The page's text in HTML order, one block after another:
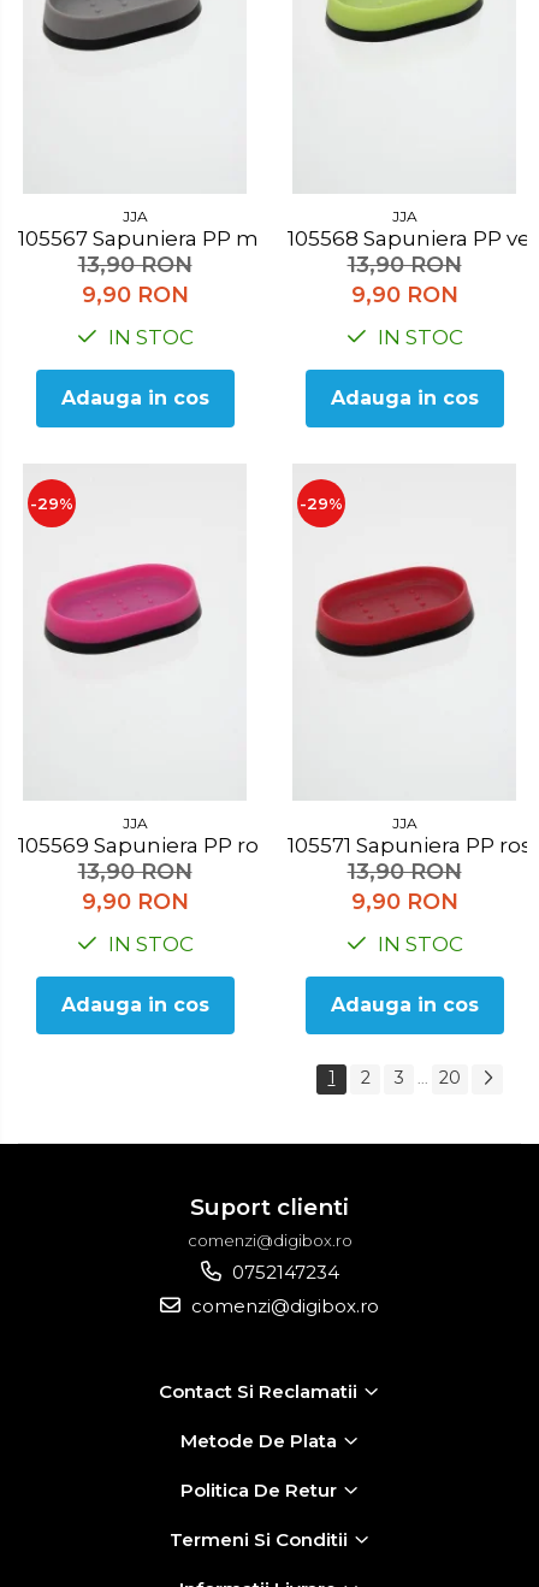
JJA
105567 Sapuniera PP maro
13,90 RON
9,90 RON
IN STOC
Adauga in cos
JJA
105568 Sapuniera PP
13,90 RON
9,90 RON
IN STOC
Adauga in cos
-29%
JJA
105569 Sapuniera PP roz
13,90 RON
9,90 RON
IN STOC
Adauga in cos
-29%
JJA
105571 Sapuniera PP
13,90 RON
9,90 RON
IN STOC
Adauga in cos
1 2 3 ... 20
Suport clienti
comenzi@digibox.ro
0752147234
comenzi@digibox.ro
Contact Si Reclamatii
Metode De Plata
Politica De Retur
Termeni Si Conditii